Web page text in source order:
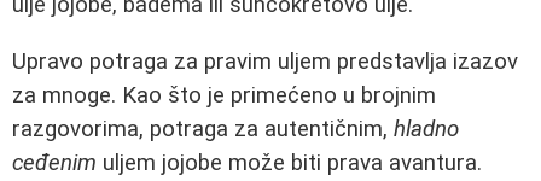
Upravo potraga za pravim uljem predstavlja izazov
za mnoge. Kao što je primećeno u brojnim
razgovorima, potraga za autentičnim, hladno
ceđenim uljem jojobe može biti prava avantura.